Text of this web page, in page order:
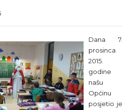
Dana 7.
prosinca
2015.
godine
našu
Općinu
posjetio je